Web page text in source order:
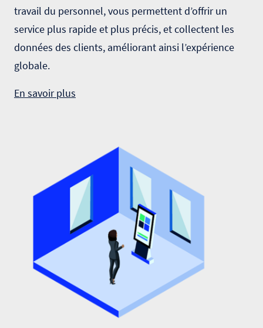
travail du personnel, vous permettent d’offrir un
service plus rapide et plus précis, et collectent les
données des clients, améliorant ainsi l’expérience
globale.
En savoir plus